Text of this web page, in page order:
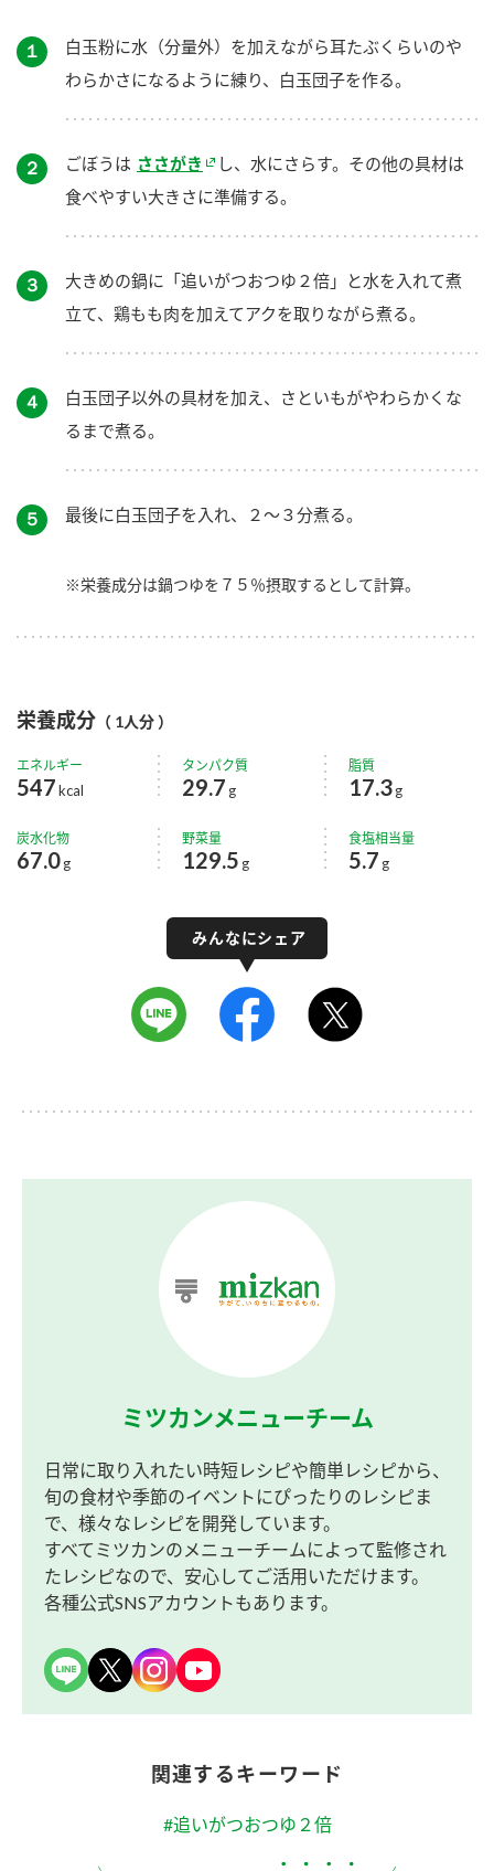
１
白玉粉に水（分量外）を加えながら耳たぶくらいのや
わらかさになるように練り、白玉団子を作る。
２ ごぼうは ささがき
し、水にさらす。その他の具材は
食べやすい大きさに準備する。
３
大きめの鍋に「追いがつおつゆ２倍」と水を入れて煮
立て、鶏もも肉を加えてアクを取りながら煮る。
４
白玉団子以外の具材を加え、さといもがやわらかくな
るまで煮る。
５ 最後に白玉団子を入れ、２～３分煮る。
※栄養成分は鍋つゆを７５％摂取するとして計算。
栄養成分 （ 1人分 ）
エネルギー
547kcal
タンパク質
29.7 g
脂質
17.3 g
炭水化物
67.0g
野菜量
129.5 g
食塩相当量
5.7 g
ミツカンメニューチーム
日常に取り入れたい時短レシピや簡単レシピから、
旬の食材や季節のイベントにぴったりのレシピま
で、様々なレシピを開発しています。
すべてミツカンのメニューチームによって監修され
たレシピなので、安心してご活用いただけます。
各種公式SNSアカウントもあります。
関連するキーワード
#追いがつおつゆ２倍